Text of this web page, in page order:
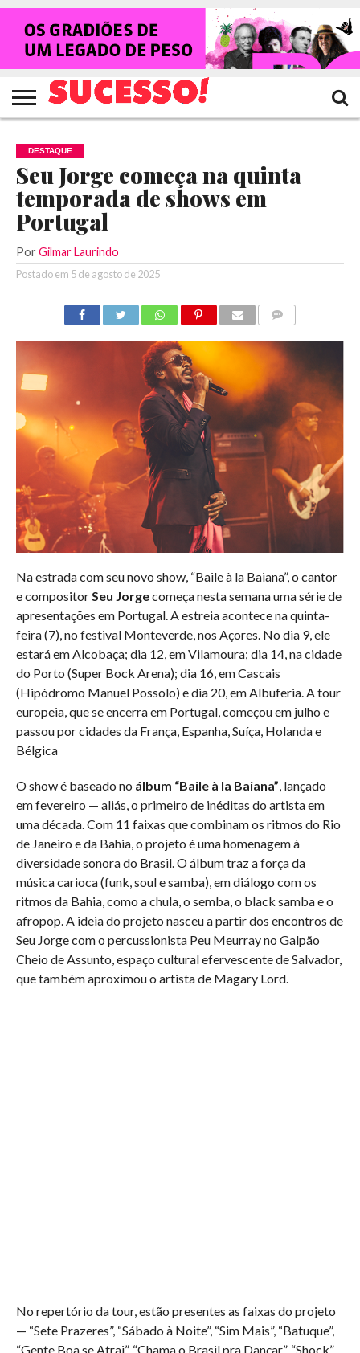
HOME
NOTÍCIAS
SHOWS
ENTREVISTAS
CLIQUES
RANKING
CROWLEY
TV
SUCESSO!
REVISTA
SUCESSO!
DESTAQUE
Seu Jorge começa na quinta
temporada de shows em
Portugal
Por Gilmar Laurindo
Postado em 5 de agosto de 2025
Na estrada com seu novo show, “Baile à la Baiana”, o cantor
e compositorSeu Jorgecomeça nesta semana uma série de
apresentações em Portugal. A estreia acontece na quinta-
feira (7), no festival Monteverde, nos Açores. No dia 9, ele
estará em Alcobaça; dia 12, em Vilamoura; dia 14, na cidade
do Porto (Super Bock Arena); dia 16, em Cascais
(Hipódromo Manuel Possolo) e dia 20, em Albuferia. A tour
europeia, que se encerra em Portugal, começou em julho e
passou por cidades da França, Espanha, Suíça, Holanda e
Bélgica
O show é baseado no álbum “Baile à la Baiana”, lançado
em fevereiro — aliás, o primeiro de inéditas do artista em
uma década. Com 11 faixas que combinam os ritmos do Rio
de Janeiro e da Bahia, o projeto é uma homenagem à
diversidade sonora do Brasil. O álbum traz a força da
música carioca (funk, soul e samba), em diálogo com os
ritmos da Bahia, como a chula, o semba, o black samba e o
afropop. A ideia do projeto nasceu a partir dos encontros de
Seu Jorge com o percussionista Peu Meurray no Galpão
Cheio de Assunto, espaço cultural efervescente de Salvador,
que também aproximou o artista de Magary Lord.
No repertório da tour, estão presentes as faixas do projeto
— “Sete Prazeres”, “Sábado à Noite”, “Sim Mais”, “Batuque”,
“Gente Boa se Atrai”, “Chama o Brasil pra Dançar”, “Shock”,